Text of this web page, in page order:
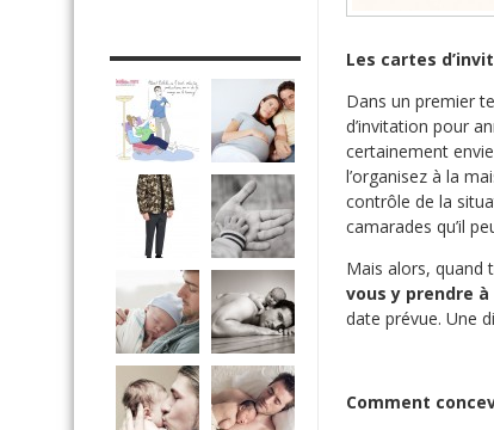
Les cartes
Dans un premier
d’invitation pour
certainement
l’organisez à la
contrôle de la
camarades qu’il
Mais alors, quand
vous y prendre à
date prévue. Une
Comment